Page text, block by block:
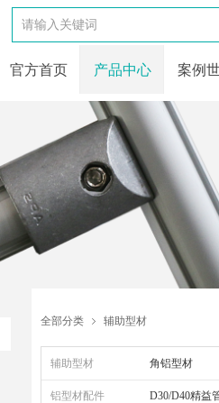
官方首页 产品中心 案例
全部分类 ꁇ 辅助型材
辅助型材 角铝型材
铝型材配件 D30/D40精益